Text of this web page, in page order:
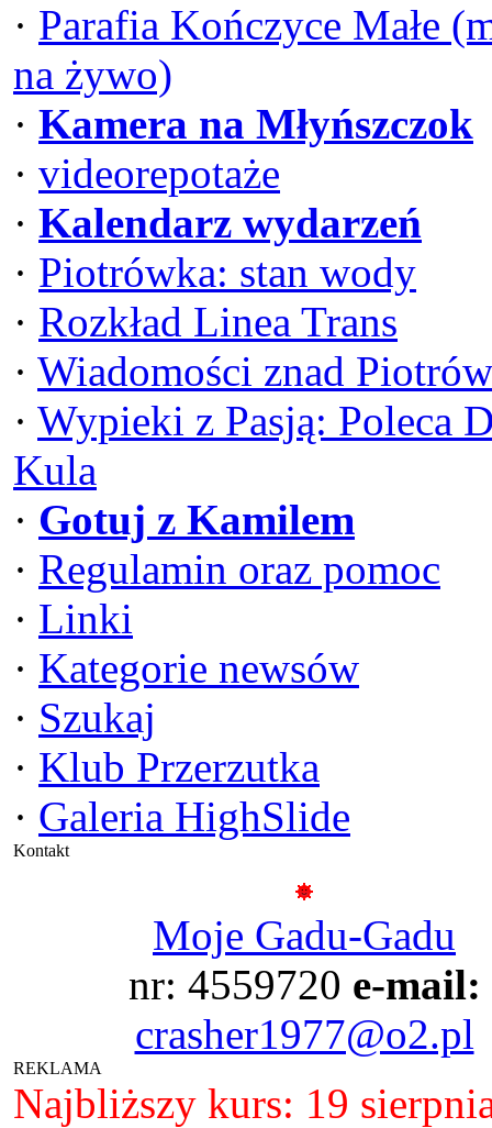
· Parafia Kończyce Małe
na żywo)
· Kamera na Młyńszczok
· videorepotaże
· Kalendarz wydarzeń
· Piotrówka: stan wody
· Rozkład Linea Trans
· Wiadomości znad
· Wypieki z Pasją: Poleca
Kula
· Gotuj z Kamilem
· Regulamin oraz pomoc
· Linki
· Kategorie newsów
· Szukaj
· Klub Przerzutka
· Galeria HighSlide
Kontakt
Moje Gadu-Gadu
nr: 4559720 e-mail:
crasher1977@o2.pl
REKLAMA
Najbliższy kurs: 19